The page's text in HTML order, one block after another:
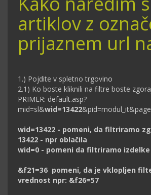
artiklov z
prijaznem url
1.) Pojdite v spletno trgovino
2.1) Ko boste kliknili na filtre boste
PRIMER: default.asp?
mid=sl&wid=13422
wid=13422 - pomeni, da filtriramo
13422 - npr oblačila
wid=0 - pomeni da filtriramo
&f21=36 pomeni, da je vklopljen
vrednost npr: &f26=57